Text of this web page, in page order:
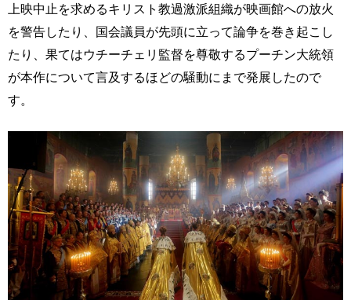
上映中止を求めるキリスト教過激派組織が映画館への放火
を警告したり、国会議員が先頭に立って論争を巻き起こし
たり、果てはウチーチェリ監督を尊敬するプーチン大統領
が本作について言及するほどの騒動にまで発展したので
す。